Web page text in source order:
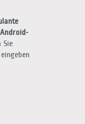
Sie